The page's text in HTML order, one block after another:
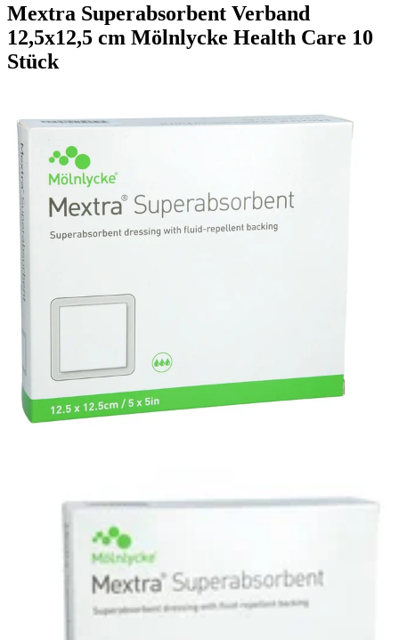
Mextra Superabsorbent Verband
12,5x12,5 cm Mölnlycke Health Care 10
Stück